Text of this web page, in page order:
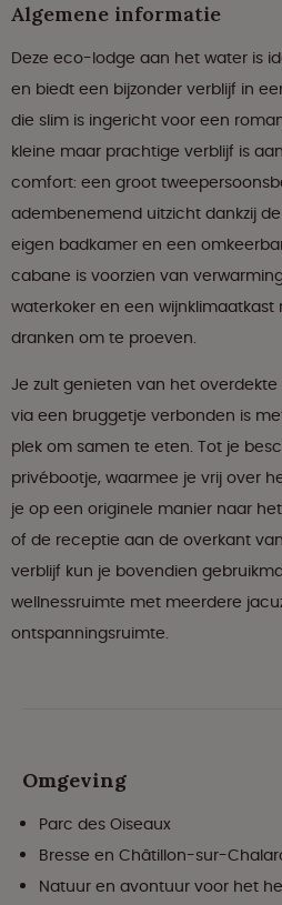
Algemene informatie
Deze eco-lodge aan het water is
en biedt een bijzonder verblijf in
die slim is ingericht voor een
kleine maar prachtige verblijf is
comfort: een groot
adembenemend uitzicht dankzij
eigen badkamer en een
cabane is voorzien van
waterkoker en een
dranken om te proeven.
Je zult genieten van het
via een bruggetje verbonden is
plek om samen te eten. Tot je
privébootje, waarmee je vrij over
je op een originele manier naar
of de receptie aan de overkant
verblijf kun je bovendien
wellnessruimte met meerdere
ontspanningsruimte.
Omgeving
Parc des Oiseaux
Bresse en Châtillon-sur-
Natuur en avontuur voor het